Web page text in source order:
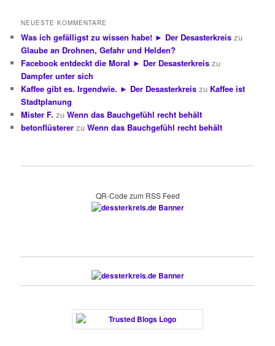
NEUESTE KOMMENTARE
Was ich gefälligst zu wissen habe! ► Der Desasterkreis zu
Glaube an Drohnen, Gefahr und Helden?
Facebook entdeckt die Moral ► Der Desasterkreis zu
Dampfer unter sich
Kaffee gibt es. Irgendwie. ► Der Desasterkreis zu Kaffee ist
Stadtplanung
Mister F. zuWenn das Bauchgefühl recht behält
betonflüsterer zuWenn das Bauchgefühl recht behält
QR-Code zum RSS Feed